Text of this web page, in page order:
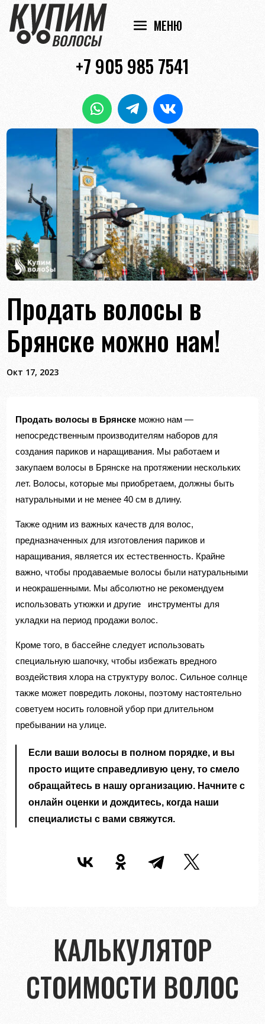
+7 905 985 7541
Продать волосы в
Брянске можно нам!
Окт 17, 2023
Продать волосы в Брянске можно нам —
непосредственным производителям наборов для
создания париков и наращивания. Мы работаем и
закупаем волосы в Брянске на протяжении нескольких
лет. Волосы, которые мы приобретаем, должны быть
натуральными и не менее 40 см в длину.
Также одним из важных качеств для волос,
предназначенных для изготовления париков и
наращивания, является их естественность. Крайне
важно, чтобы продаваемые волосы были натуральными
и неокрашенными. Мы абсолютно не рекомендуем
использовать утюжки и другие инструменты для
укладки на период продажи волос.
Кроме того, в бассейне следует использовать
специальную шапочку, чтобы избежать вредного
воздействия хлора на структуру волос. Сильное солнце
также может повредить локоны, поэтому настоятельно
советуем носить головной убор при длительном
пребывании на улице.
Если ваши волосы в полном порядке, и вы
просто ищите справедливую цену, то смело
обращайтесь в нашу организацию. Начните с
онлайн оценки и дождитесь, когда наши
специалисты с вами свяжутся.
КАЛЬКУЛЯТОР
СТОИМОСТИ ВОЛОС